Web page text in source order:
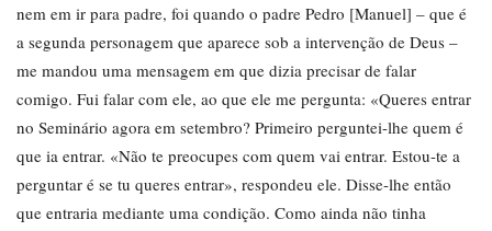
nem em ir para padre, foi quando o padre Pedro [Manuel] – que é
a segunda personagem que aparece sob a intervenção de Deus –
me mandou uma mensagem em que dizia precisar de falar
comigo. Fui falar com ele, ao que ele me pergunta: «Queres entrar
no Seminário agora em setembro? Primeiro perguntei-lhe quem é
que ia entrar. «Não te preocupes com quem vai entrar. Estou-te a
perguntar é se tu queres entrar», respondeu ele. Disse-lhe então
que entraria mediante uma condição. Como ainda não tinha